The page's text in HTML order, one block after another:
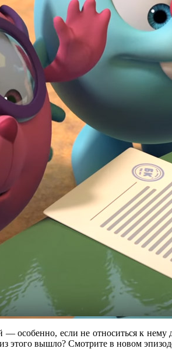
— особенно, если не относиться к
этого вышло? Смотрите в новом